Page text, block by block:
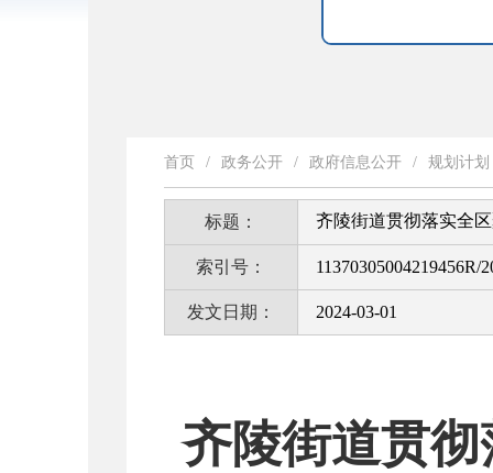
首页 / 政务公开 / 政府信息公开 / 规划计划
标题： 齐陵街道贯彻落实全
索引号： 11370305004219456R/
发文日期： 2024-03-01
齐陵街道贯